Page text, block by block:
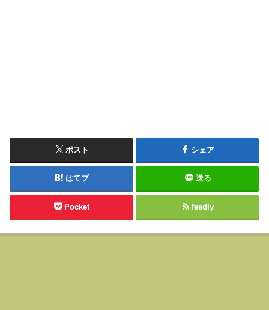
ポスト シェア
はてブ 送る
Pocket feedly